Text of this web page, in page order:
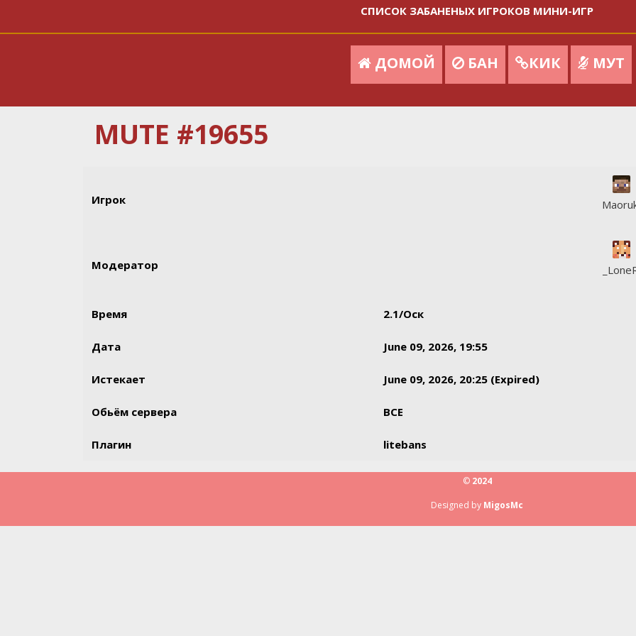
СПИСОК ЗАБАНЕНЫХ ИГРОКОВ МИНИ-ИГР
ДОМОЙ БАН КИК МУТ
MUTE #19655
Игрок
Модератор
Время 2.1/Оск
Дата June 09, 2026, 19:55
Истекает June 09, 2026, 20:25 (Expired)
Обьём сервера ВСЕ
Плагин litebans
© 2024
Designed by MigosMc